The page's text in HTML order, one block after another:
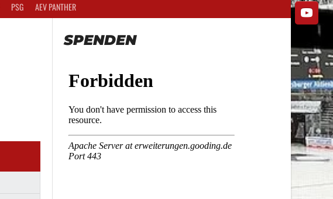
PSG AEV PANTHER
SPENDEN